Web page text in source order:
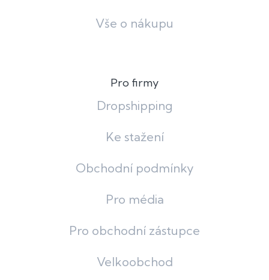
Vše o nákupu
Pro firmy
Dropshipping
Ke stažení
Obchodní podmínky
Pro média
Pro obchodní zástupce
Velkoobchod